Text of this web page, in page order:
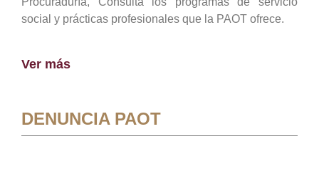
social y prácticas profesionales que la PAOT ofrece.
Ver más
DENUNCIA PAOT